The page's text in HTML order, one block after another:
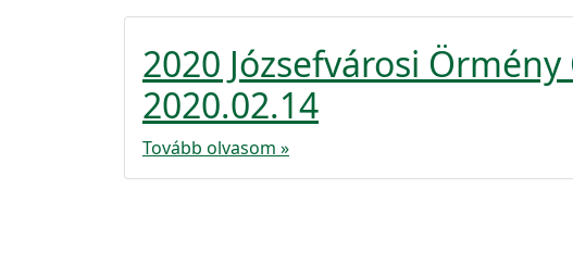
2020 Józsefvárosi
2020.02.14
Tovább olvasom »